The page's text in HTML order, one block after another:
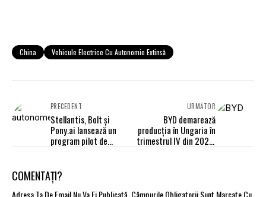
China Vehicule Electrice Cu Autonomie Extinsă
PRECEDENT
Stellantis, Bolt și
Pony.ai lansează un
program pilot de
URMĂTOR
BYD demarează
producția în Ungaria în
trimestrul IV din 2026.
COMENTAȚI?